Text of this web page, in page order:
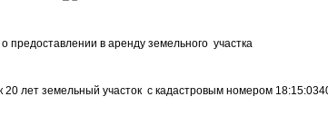
предоставлении в аренду земельного участка
лет земельный участок с кадастровым номером